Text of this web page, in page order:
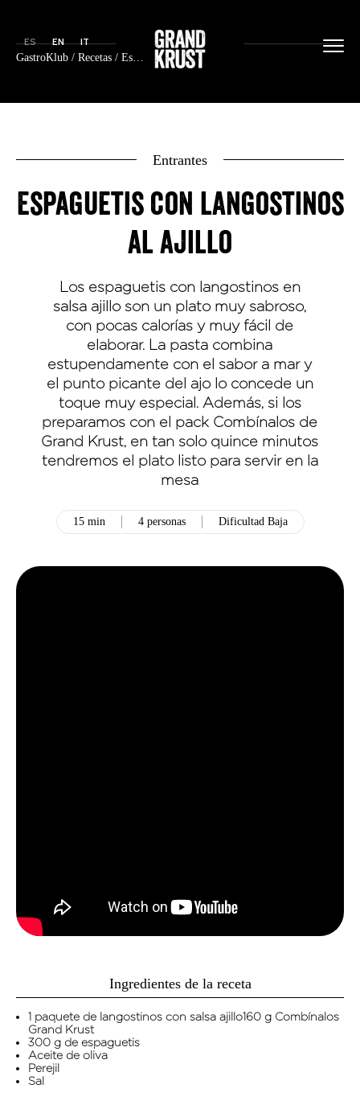
GastroKlub / Recetas / Espaguetis con langostinos al ajillo
ES EN IT
Entrantes
Espaguetis con langostinos
al ajillo
Los espaguetis con langostinos en
salsa ajillo son un plato muy sabroso,
con pocas calorías y muy fácil de
elaborar. La pasta combina
estupendamente con el sabor a mar y
el punto picante del ajo lo concede un
toque muy especial. Además, si los
preparamos con el pack Combínalos de
Grand Krust, en tan solo quince minutos
tendremos el plato listo para servir en la
mesa
15 min 4 personas Dificultad Baja
Ingredientes de la receta
1 paquete de langostinos con salsa ajillo160 g Combínalos
Grand Krust
300 g de espaguetis
Aceite de oliva
Perejil
Sal